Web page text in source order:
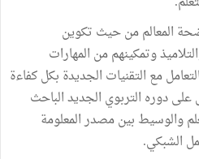
المعالم من حيث تكوين
وتمكينهم من المهارات
مع التقنيات الجديدة بكل كفاءة
دوره التربوي الجديد الباحث
والوسيط بين مصدر المعلومة
الشبكي.